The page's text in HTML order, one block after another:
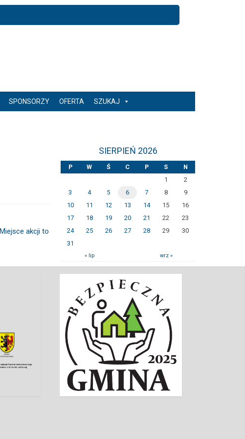
SPONSORZY OFERTA SZUKAJ
Miejsce akcji to
SIERPIEŃ 2026
P W Ś C P S
N
1
2
3
4 5 6 7 8
9
10
11 12 13 14 15
16
17
18 19 20 21 22
23
24
25 26 27 28 29
30
31
« lip wrz »